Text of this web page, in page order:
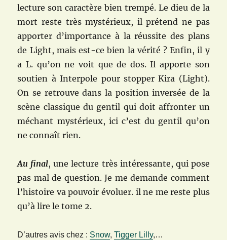
lecture son caractère bien trempé. Le dieu de la
mort reste très mystérieux, il prétend ne pas
apporter d’importance à la réussite des plans
de Light, mais est-ce bien la vérité ? Enfin, il y
a L. qu’on ne voit que de dos. Il apporte son
soutien à Interpole pour stopper Kira (Light).
On se retrouve dans la position inversée de la
scène classique du gentil qui doit affronter un
méchant mystérieux, ici c’est du gentil qu’on
ne connaît rien.
Au final, une lecture très intéressante, qui pose
pas mal de question. Je me demande comment
l’histoire va pouvoir évoluer. il ne me reste plus
qu’à lire le tome 2.
D’autres avis chez : Snow,Tigger Lilly,…